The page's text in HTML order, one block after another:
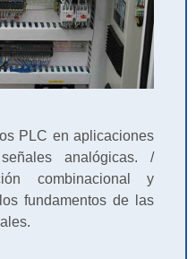
PLC en aplicaciones
analógicas. /
combinacional y
fundamentos de las